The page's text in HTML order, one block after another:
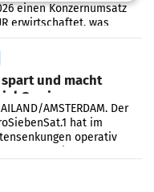
einen Konzernumsatz
erwirtschaftet, was
Prozent gegenüber dem
spart und macht
Gewinn
AMSTERDAM. Der
hat im
operativ